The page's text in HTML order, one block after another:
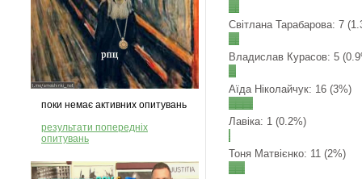
поки немає активних опитувань
результати попередніх
опитувань
Світлана Тарабарова: 7
Владислав Курасов: 5
Аїда Ніколайчук: 16 (3%)
Лавiка: 1 (0.2%)
Тоня Матвієнко: 11 (2%)